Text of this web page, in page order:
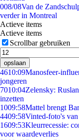
008/08Van de
verder in Montreal
Actieve items
Actieve items
Scrollbar gebruiken
opslaan
4610:09Manosfeer-
jongeren
7010:04Zelensky:
inzetten
1009:58Mattel brengt
4409:58Vinted-foto's van
1609:53Kleurrecessie:
voor waardeverlies